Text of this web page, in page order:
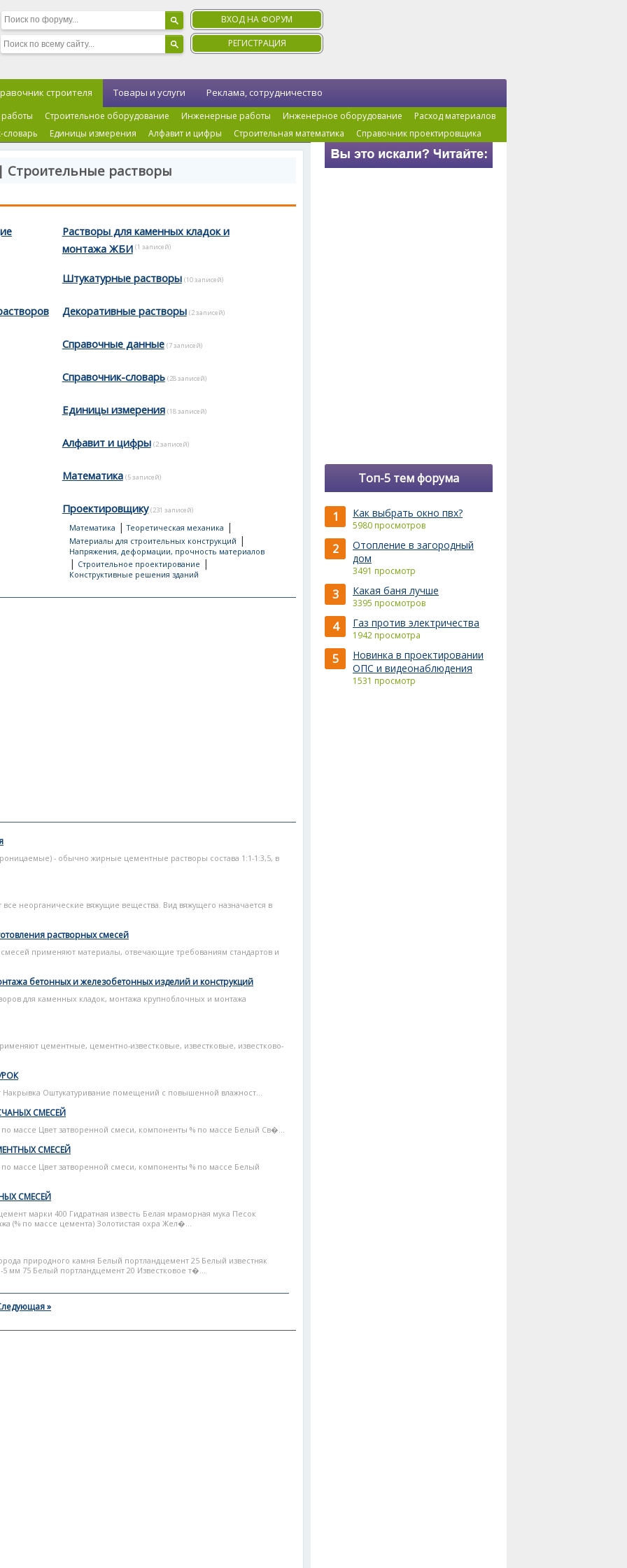
ВХОД НА ФОРУМ
РЕГИСТРАЦИЯ
строителя
Строительное оборудование Инженерные работы Инженерное оборудование
Расход материалов
словарь Единицы измерения Алфавит и цифры Строительная математика Справочник проектировщика
Товары и услуги Реклама, сотрудничество
Строительные растворы
Растворы для каменных кладок и
монтажа ЖБИ (1 записей)
Штукатурные растворы (10 записей)
Декоративные растворы (2 записей)
Справочные данные (7 записей)
Справочник-словарь (28 записей)
Единицы измерения (18 записей)
Алфавит и цифры (2 записей)
Математика (5 записей)
Проектировщику (231 записей)
Математика |Теоретическая механика |
Материалы для строительных конструкций |
Напряжения, деформации, прочность материалов
| Строительное проектирование |
Конструктивные решения зданий
- обычно жирные цементные растворы состава 1:1-1:3,5, в
неорганические вяжущие вещества. Вид вяжущего назначается в
растворных смесей
применяют материалы, отвечающие требованиям стандартов и
бетонных и железобетонных изделий и конструкций
для каменных кладок, монтажа крупноблочных и монтажа
цементные, цементно-известковые, известковые, известково-
Накрывка Оштукатуривание помещений с повышенной влажност...
СМЕСЕЙ
массе Цвет затворенной смеси, компоненты % по массе Белый Св�...
СМЕСЕЙ
массе Цвет затворенной смеси, компоненты % по массе Белый
СМЕСЕЙ
марки 400 Гидратная известь Белая мраморная мука Песок
(% по массе цемента) Золотистая охра Жел�...
природного камня Белый портландцемент 25 Белый известняк
мм 75 Белый портландцемент 20 Известковое т�...
»
Топ-5 тем форума
1 Как выбрать окно пвх?
5980 просмотров
2
Отопление в загородный
дом
3491 просмотр
3 Какая баня лучше
3395 просмотров
4 Газ против электричества
1942 просмотра
5
Новинка в проектировании
ОПС и видеонаблюдения
1531 просмотр